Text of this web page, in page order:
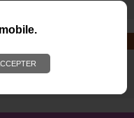
et les soins de
chien !